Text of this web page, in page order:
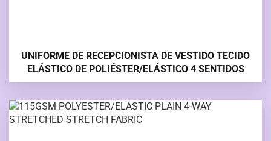
UNIFORME DE RECEPCIONISTA DE VESTIDO TECIDO
ELÁSTICO DE POLIÉSTER/ELÁSTICO 4 SENTIDOS